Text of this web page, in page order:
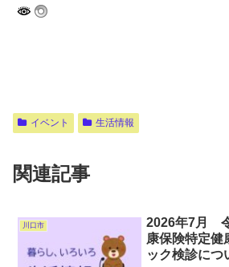
イベント 生活情報
関連記事
川口市
2026年7月
康保険特定健
ック検診につ